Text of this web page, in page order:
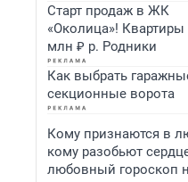
Старт продаж в ЖК
«Околица»! Квартиры
млн ₽ р. Родники
Как выбрать
секционные ворота
Кому признаются в
кому разобьют
любовный гороскоп